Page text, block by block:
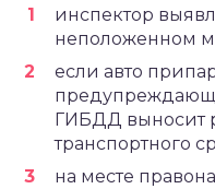
инспектор
неположенном
если авто
ГИБДД выносит
транспортного
на месте